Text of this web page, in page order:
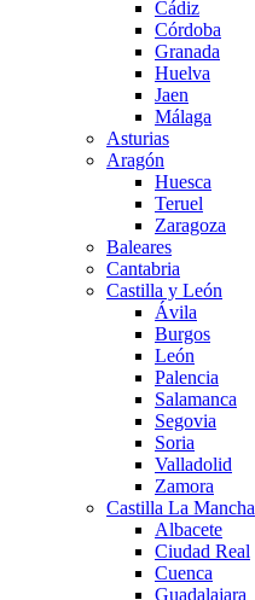
Cádiz
Córdoba
Granada
Huelva
Jaen
Málaga
Asturias
Aragón
Huesca
Teruel
Zaragoza
Baleares
Cantabria
Castilla y León
Ávila
Burgos
León
Palencia
Salamanca
Segovia
Soria
Valladolid
Zamora
Castilla La Mancha
Albacete
Ciudad Real
Cuenca
Guadalajara